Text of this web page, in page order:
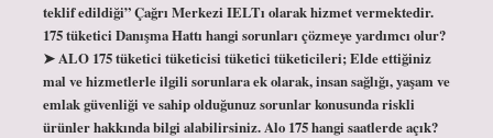
teklif edildiği” Çağrı Merkezi IELTı olarak hizmet vermektedir.
175 tüketici Danışma Hattı hangi sorunları çözmeye yardımcı olur?
➤ ALO 175 tüketici tüketicisi tüketici tüketicileri; Elde ettiğiniz
mal ve hizmetlerle ilgili sorunlara ek olarak, insan sağlığı, yaşam ve
emlak güvenliği ve sahip olduğunuz sorunlar konusunda riskli
ürünler hakkında bilgi alabilirsiniz. Alo 175 hangi saatlerde açık?